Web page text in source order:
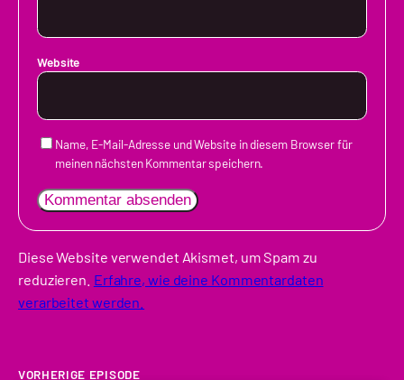
Website
Name, E-Mail-Adresse und Website in diesem Browser für
meinen nächsten Kommentar speichern.
Diese Website verwendet Akismet, um Spam zu
reduzieren. Erfahre, wie deine Kommentardaten
verarbeitet werden.
VORHERIGE EPISODE